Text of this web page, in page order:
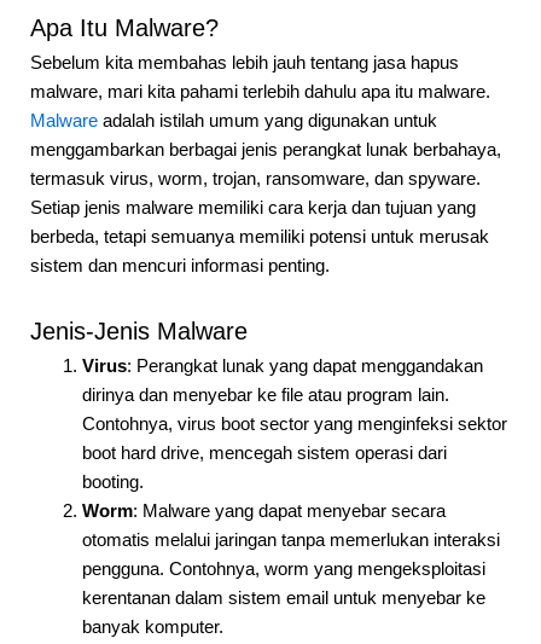
Apa Itu Malware?
Sebelum kita membahas lebih jauh tentang jasa hapus
malware, mari kita pahami terlebih dahulu apa itu malware.
Malwareadalah istilah umum yang digunakan untuk
menggambarkan berbagai jenis perangkat lunak berbahaya,
termasuk virus, worm, trojan, ransomware, dan spyware.
Setiap jenis malware memiliki cara kerja dan tujuan yang
berbeda, tetapi semuanya memiliki potensi untuk merusak
sistem dan mencuri informasi penting.
Jenis-Jenis Malware
Virus: Perangkat lunak yang dapat menggandakan
dirinya dan menyebar ke file atau program lain.
Contohnya, virus boot sector yang menginfeksi sektor
boot hard drive, mencegah sistem operasi dari
booting.
Worm: Malware yang dapat menyebar secara
otomatis melalui jaringan tanpa memerlukan interaksi
pengguna. Contohnya, worm yang mengeksploitasi
kerentanan dalam sistem email untuk menyebar ke
banyak komputer.